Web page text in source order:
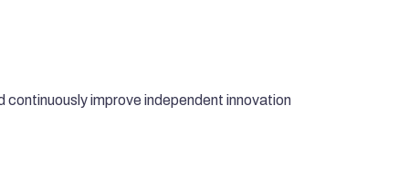
continuously improve independent innovation